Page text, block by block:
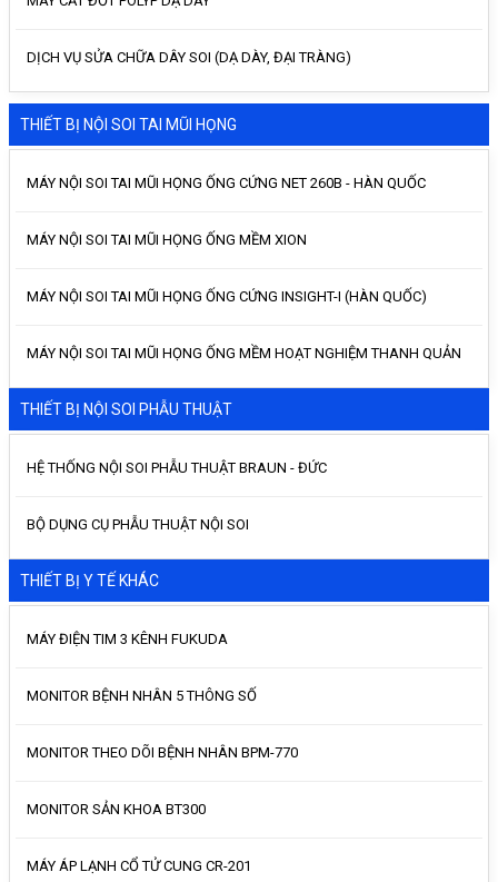
DỊCH VỤ SỬA CHỮA DÂY SOI (DẠ DÀY, ĐẠI TRÀNG)
THIẾT BỊ NỘI SOI TAI MŨI HỌNG
MÁY NỘI SOI TAI MŨI HỌNG ỐNG CỨNG NET 260B - HÀN QUỐC
MÁY NỘI SOI TAI MŨI HỌNG ỐNG MỀM XION
MÁY NỘI SOI TAI MŨI HỌNG ỐNG CỨNG INSIGHT-I (HÀN QUỐC)
MÁY NỘI SOI TAI MŨI HỌNG ỐNG MỀM HOẠT NGHIỆM THANH QUẢN
THIẾT BỊ NỘI SOI PHẪU THUẬT
HỆ THỐNG NỘI SOI PHẪU THUẬT BRAUN - ĐỨC
BỘ DỤNG CỤ PHẪU THUẬT NỘI SOI
THIẾT BỊ Y TẾ KHÁC
MÁY ĐIỆN TIM 3 KÊNH FUKUDA
MONITOR BỆNH NHÂN 5 THÔNG SỐ
MONITOR THEO DÕI BỆNH NHÂN BPM-770
MONITOR SẢN KHOA BT300
MÁY ÁP LẠNH CỔ TỬ CUNG CR-201